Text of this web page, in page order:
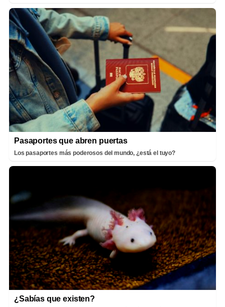
Pasaportes que abren puertas
Los pasaportes más poderosos del mundo, ¿está el tuyo?
¿Sabías que existen?